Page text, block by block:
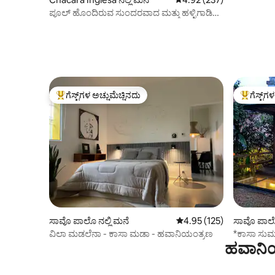
ಪೂಲ್ ಹೊಂದಿರುವ ಸುಂದರವಾದ ಮತ್ತು ಹಳ್ಳಿಗಾಡಿನ
ಗೆಸ್ಟ್‌ಗಳಿಗೆ ಅತಿ ಹೆಚ್ಚು ಅಚ್ಚುಮೆಚ್ಚಿನದು
ಗೆಸ್ಟ್‌ಗಳ ಅಚ್ಚುಮೆಚ್ಚಿನದು
ಸಾವೊ ಪಾಲೊ ನಲ್ಲಿ ಮನೆ 5 ರಲ್ಲಿ 4.95 ಸರಾಸರಿ
4.95 (125)
ವಿಲಾ ಮಡಲೆನಾ - ಕಾಸಾ ಮಡಾ - ಹವಾನಿಯಂತ್ರಣ
ಗೆಸ್ಟ್‌ಗಳಿಗೆ
ಸಾವೊ
*ಕಾಸಾ
ಮತ್ತು